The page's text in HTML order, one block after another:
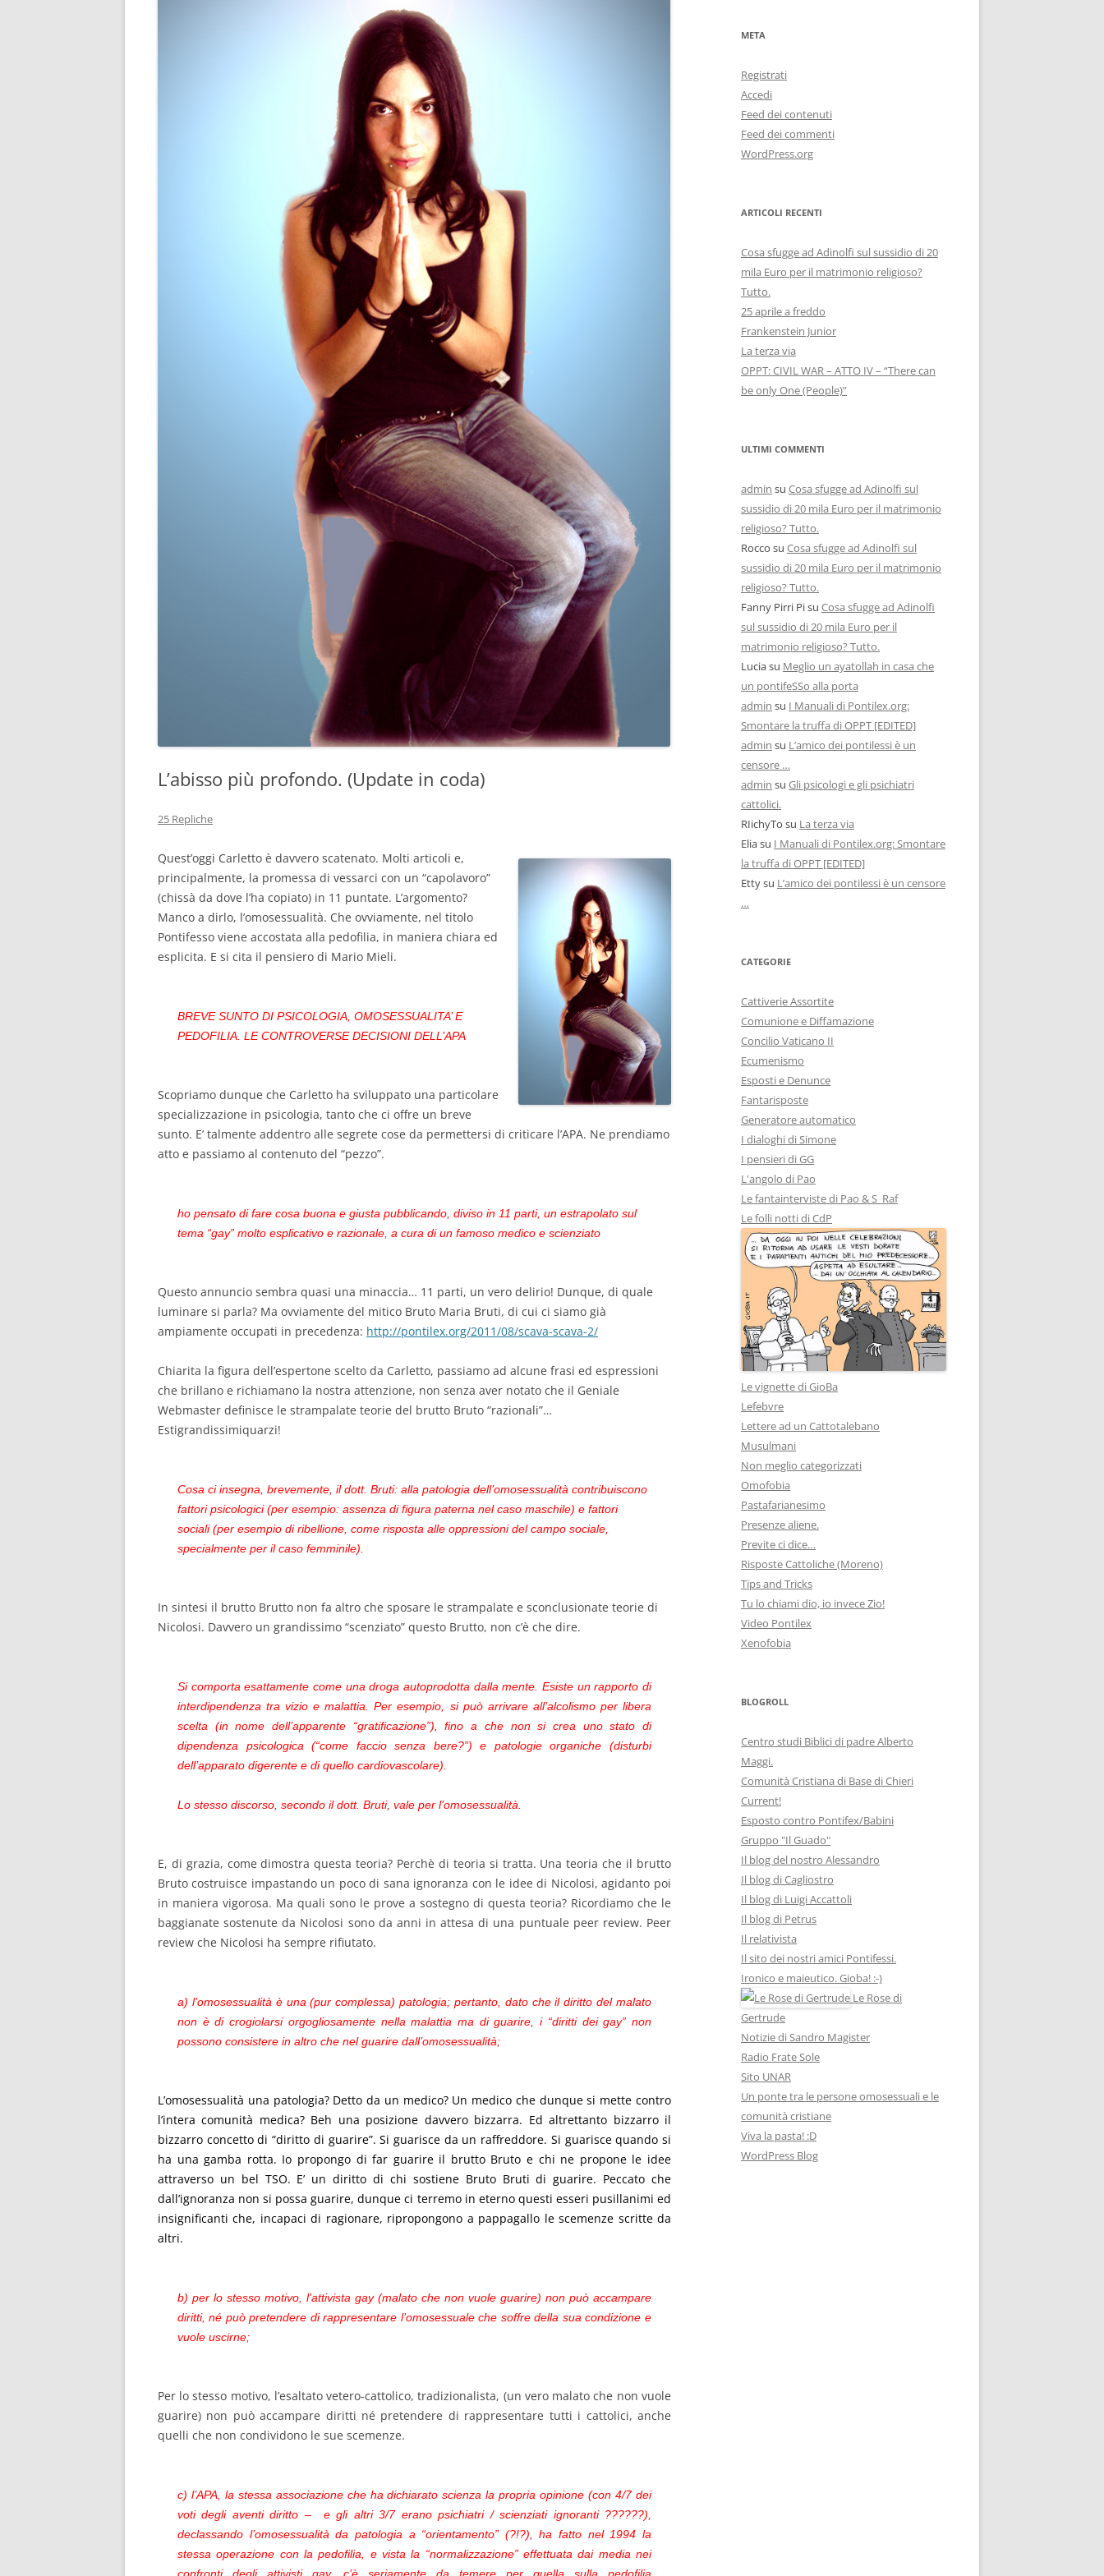
L’abisso più profondo. (Update in coda)
25 Repliche
Quest’oggi Carletto è davvero scatenato. Molti articoli e,
principalmente, la promessa di vessarci con un “capolavoro”
(chissà da dove l’ha copiato) in 11 puntate. L’argomento?
Manco a dirlo, l’omosessualità. Che ovviamente, nel titolo
Pontifesso viene accostata alla pedofilia, in maniera chiara ed
esplicita. E si cita il pensiero di Mario Mieli.
BREVE SUNTO DI PSICOLOGIA, OMOSESSUALITA’ E
PEDOFILIA. LE CONTROVERSE DECISIONI DELL’APA
Scopriamo dunque che Carletto ha sviluppato una particolare
specializzazione in psicologia, tanto che ci offre un breve
sunto. E’ talmente addentro alle segrete cose da permettersi di criticare l’APA. Ne prendiamo
atto e passiamo al contenuto del “pezzo”.
ho pensato di fare cosa buona e giusta pubblicando, diviso in 11 parti, un estrapolato sul
tema “gay” molto esplicativo e razionale, a cura di un famoso medico e scienziato
Questo annuncio sembra quasi una minaccia… 11 parti, un vero delirio! Dunque, di quale
luminare si parla? Ma ovviamente del mitico Bruto Maria Bruti, di cui ci siamo già
ampiamente occupati in precedenza: http://pontilex.org/2011/08/scava-scava-2/
Chiarita la figura dell’espertone scelto da Carletto, passiamo ad alcune frasi ed espressioni
che brillano e richiamano la nostra attenzione, non senza aver notato che il Geniale
Webmaster definisce le strampalate teorie del brutto Bruto “razionali”…
Estigrandissimiquarzi!
Cosa ci insegna, brevemente, il dott. Bruti: alla patologia dell’omosessualità contribuiscono
fattori psicologici (per esempio: assenza di figura paterna nel caso maschile) e fattori
sociali (per esempio di ribellione, come risposta alle oppressioni del campo sociale,
specialmente per il caso femminile).
In sintesi il brutto Brutto non fa altro che sposare le strampalate e sconclusionate teorie di
Nicolosi. Davvero un grandissimo “scenziato” questo Brutto, non c’è che dire.
Si comporta esattamente come una droga autoprodotta dalla mente. Esiste un rapporto di
interdipendenza tra vizio e malattia. Per esempio, si può arrivare all’alcolismo per libera
scelta (in nome dell’apparente “gratificazione”), fino a che non si crea uno stato di
dipendenza psicologica (“come faccio senza bere?”) e patologie organiche (disturbi
dell’apparato digerente e di quello cardiovascolare).
Lo stesso discorso, secondo il dott. Bruti, vale per l’omosessualità.
E, di grazia, come dimostra questa teoria? Perchè di teoria si tratta. Una teoria che il brutto
Bruto costruisce impastando un poco di sana ignoranza con le idee di Nicolosi, agidanto poi
in maniera vigorosa. Ma quali sono le prove a sostegno di questa teoria? Ricordiamo che le
baggianate sostenute da Nicolosi sono da anni in attesa di una puntuale peer review. Peer
review che Nicolosi ha sempre rifiutato.
a) l’omosessualità è una (pur complessa) patologia; pertanto, dato che il diritto del malato
non è di crogiolarsi orgogliosamente nella malattia ma di guarire, i “diritti dei gay” non
possono consistere in altro che nel guarire dall’omosessualità;
L’omosessualità una patologia? Detto da un medico? Un medico che dunque si mette contro
l’intera comunità medica? Beh una posizione davvero bizzarra. Ed altrettanto bizzarro il
bizzarro concetto di “diritto di guarire”. Si guarisce da un raffreddore. Si guarisce quando si
ha una gamba rotta. Io propongo di far guarire il brutto Bruto e chi ne propone le idee
attraverso un bel TSO. E’ un diritto di chi sostiene Bruto Bruti di guarire. Peccato che
dall’ignoranza non si possa guarire, dunque ci terremo in eterno questi esseri pusillanimi ed
insignificanti che, incapaci di ragionare, ripropongono a pappagallo le scemenze scritte da
altri.
b) per lo stesso motivo, l’attivista gay (malato che non vuole guarire) non può accampare
diritti, né può pretendere di rappresentare l’omosessuale che soffre della sua condizione e
vuole uscirne;
Per lo stesso motivo, l’esaltato vetero-cattolico, tradizionalista, (un vero malato che non vuole
guarire) non può accampare diritti né pretendere di rappresentare tutti i cattolici, anche
quelli che non condividono le sue scemenze.
c) l’APA, la stessa associazione che ha dichiarato scienza la propria opinione (con 4/7 dei
voti degli aventi diritto – e gli altri 3/7 erano psichiatri / scienziati ignoranti ??????),
declassando l’omosessualità da patologia a “orientamento” (?!?), ha fatto nel 1994 la
stessa operazione con la pedofilia, e vista la “normalizzazione” effettuata dai media nei
META
Registrati
Accedi
Feed dei contenuti
Feed dei commenti
WordPress.org
ARTICOLI RECENTI
Cosa sfugge ad Adinolfi sul sussidio di 20
mila Euro per il matrimonio religioso?
Tutto.
25 aprile a freddo
Frankenstein Junior
La terza via
OPPT: CIVIL WAR – ATTO IV – “There can
be only One (People)”
ULTIMI COMMENTI
admin su Cosa sfugge ad Adinolfi sul
sussidio di 20 mila Euro per il matrimonio
religioso? Tutto.
Rocco su Cosa sfugge ad Adinolfi sul
sussidio di 20 mila Euro per il matrimonio
religioso? Tutto.
Fanny Pirri Pisu Cosa sfugge ad Adinolfi
sul sussidio di 20 mila Euro per il
matrimonio religioso? Tutto.
Luciasu Meglio un ayatollah in casa che
un pontifeSSo alla porta
admin su I Manuali di Pontilex.org:
Smontare la truffa di OPPT [EDITED]
admin su L’amico dei pontilessi è un
censore …
admin su Gli psicologi e gli psichiatri
cattolici.
RIichyTo su La terza via
Eliasu I Manuali di Pontilex.org: Smontare
la truffa di OPPT [EDITED]
Ettysu L’amico dei pontilessi è un censore
…
CATEGORIE
Cattiverie Assortite
Comunione e Diffamazione
Concilio Vaticano II
Ecumenismo
Esposti e Denunce
Fantarisposte
Generatore automatico
I dialoghi di Simone
I pensieri di GG
L'angolo di Pao
Le fantainterviste di Pao & S_Raf
Le folli notti di CdP
Le vignette di GioBa
Lefebvre
Lettere ad un Cattotalebano
Musulmani
Non meglio categorizzati
Omofobia
Pastafarianesimo
Presenze aliene.
Previte ci dice…
Risposte Cattoliche (Moreno)
Tips and Tricks
Tu lo chiami dio, io invece Zio!
Video Pontilex
Xenofobia
BLOGROLL
Centro studi Biblici di padre Alberto
Maggi.
Comunità Cristiana di Base di Chieri
Current!
Esposto contro Pontifex/Babini
Gruppo "Il Guado"
Il blog del nostro Alessandro
Il blog di Cagliostro
Il blog di Luigi Accattoli
Il blog di Petrus
Il relativista
Il sito dei nostri amici Pontifessi.
Ironico e maieutico. Gioba! :-)
Le Rose di
Gertrude
Notizie di Sandro Magister
Radio Frate Sole
Sito UNAR
Un ponte tra le persone omosessuali e le
comunità cristiane
Viva la pasta! :D
WordPress Blog